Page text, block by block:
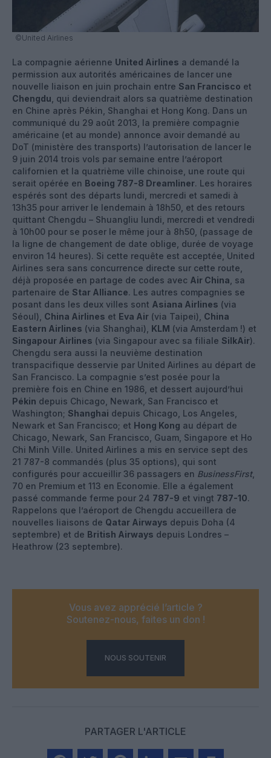
©United Airlines
La compagnie aérienne United Airlines a demandé la
permission aux autorités américaines de lancer une
nouvelle liaison en juin prochain entre San Francisco et
Chengdu , qui deviendrait alors sa quatrième destination
en Chine après Pékin, Shanghai et Hong Kong. Dans un
communiqué du 29 août 2013, la première compagnie
américaine (et au monde) annonce avoir demandé au
DoT (ministère des transports) l’autorisation de lancer le
9 juin 2014 trois vols par semaine entre l’aéroport
californien et la quatrième ville chinoise, une route qui
serait opérée en Boeing 787-8 Dreamliner. Les horaires
espérés sont des départs lundi, mercredi et samedi à
13h35 pour arriver le lendemain à 18h50, et des retours
quittant Chengdu – Shuangliu lundi, mercredi et vendredi
à 10h00 pour se poser le même jour à 8h50, (passage de
la ligne de changement de date oblige, durée de voyage
environ 14 heures). Si cette requête est acceptée, United
Airlines sera sans concurrence directe sur cette route,
déjà proposée en partage de codes avec Air China , sa
partenaire de Star Alliance. Les autres compagnies se
posant dans les deux villes sont Asiana Airlines (via
Séoul), China Airlines et Eva Air (via Taipei), China
Eastern Airlines (via Shanghai), KLM (via Amsterdam !) et
Singapour Airlines (via Singapour avec sa filiale SilkAir).
Chengdu sera aussi la neuvième destination
transpacifique desservie par United Airlines au départ de
San Francisco. La compagnie s’est posée pour la
première fois en Chine en 1986, et dessert aujourd’hui
Pékin depuis Chicago, Newark, San Francisco et
Washington; Shanghai depuis Chicago, Los Angeles,
Newark et San Francisco; et Hong Kong au départ de
Chicago, Newark, San Francisco, Guam, Singapore et Ho
Chi Minh Ville. United Airlines a mis en service sept des
21 787-8 commandés (plus 35 options), qui sont
configurés pour accueillir 36 passagers en BusinessFirst,
70 en Premium et 113 en Economie. Elle a également
passé commande ferme pour 24 787-9 et vingt 787-10.
Rappelons que l’aéroport de Chengdu accueillera de
nouvelles liaisons de Qatar Airways depuis Doha (4
septembre) et de British Airways depuis Londres –
Heathrow (23 septembre).
Vous avez apprécié l’article ?
Soutenez-nous, faites un don !
NOUS SOUTENIR
PARTAGER L'ARTICLE